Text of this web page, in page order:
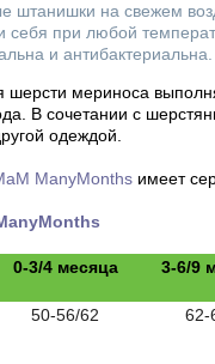
штанишки на свежем
себя при любой
и антибактериальна.
шерсти мериноса
В сочетании с
одеждой.
ManyMonths имеет
0-3/4 месяца 3-6/9
50-56/62 62-